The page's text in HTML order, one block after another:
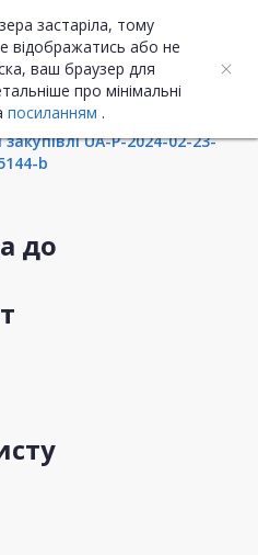
застаріла, тому
відображатись або не
ваш браузер для
про мінімальні
посиланням .
UA ENG
закупівлю
UA-P-2024-02-23-
b
до